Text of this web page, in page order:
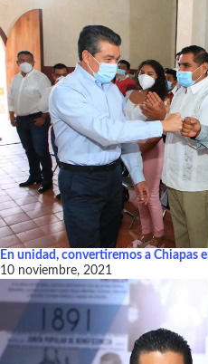
En unidad, convertiremos a Chiapas
10 noviembre, 2021